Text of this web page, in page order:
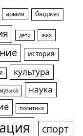
армия бюджет
дети жкх
история
культура
музыка
наука
политика
спорт